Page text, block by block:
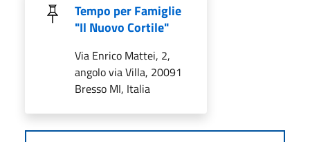
Tempo per Famiglie
"Il Nuovo Cortile"
Via Enrico Mattei, 2,
angolo via Villa, 20091
Bresso MI, Italia